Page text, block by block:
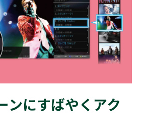
ンにすばやくアク